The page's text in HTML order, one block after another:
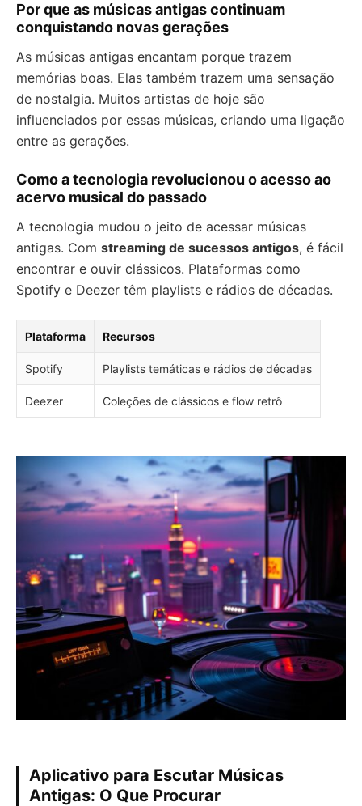
Por que as músicas antigas continuam
conquistando novas gerações
As músicas antigas encantam porque trazem
memórias boas. Elas também trazem uma sensação
de nostalgia. Muitos artistas de hoje são
influenciados por essas músicas, criando uma ligação
entre as gerações.
Como a tecnologia revolucionou o acesso ao
acervo musical do passado
A tecnologia mudou o jeito de acessar músicas
antigas. Com streaming de sucessos antigos, é fácil
encontrar e ouvir clássicos. Plataformas como
Spotify e Deezer têm playlists e rádios de décadas.
Plataforma Recursos
Spotify Playlists temáticas e rádios de décadas
Deezer Coleções de clássicos e flow retrô
Aplicativo para Escutar Músicas
Antigas: O Que Procurar